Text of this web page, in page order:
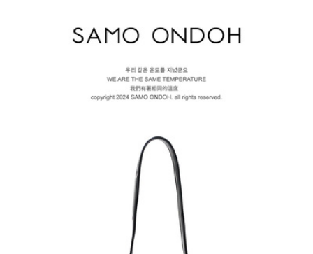
１．透過由恩沛科技股份有限公司提供之「AFTEE先享後付」服務完成之交
易，需依本服務之必要範圍內提供個人資料，並將交易相關給付款項請求債
２．關於個人資料處理事宜，請瀏覽以下網址：
https://aftee.tw/terms/#terms3
３．未成年的使用者請事先徵得法定代理人或監護人之同意方可使用
時審查核予不同之上限額度；若仍有額度不足之情形，本公司將視審查結果
５．嚴禁一人註冊多個帳號或使用他人資訊註冊。若發現惡意使用之情形，
恩沛科技股份有限公司將有權停止該用戶之使用額度並採取法律行動。